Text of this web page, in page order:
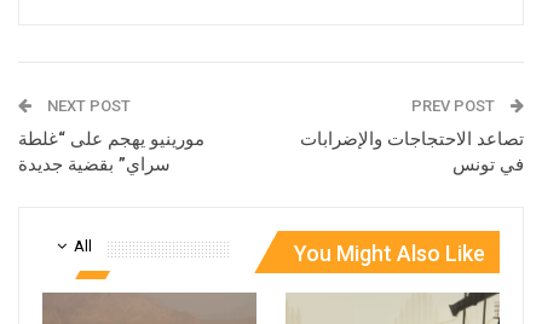
تصاعد الاحتجاجات والإضرابات
في تونس
NEXT POST
مورينيو يهجم على “غلطة
سراي” بقضية جديدة
All You Might Also Like